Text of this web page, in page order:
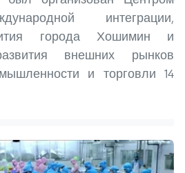
интеграции,
города Хошимин и
внешних рынков
и торговли 14